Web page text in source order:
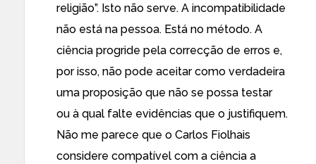
religião”. Isto não serve. A incompatibilidade
não está na pessoa. Está no método. A
ciência progride pela correcção de erros e,
por isso, não pode aceitar como verdadeira
uma proposição que não se possa testar
ou à qual falte evidências que o justifiquem.
Não me parece que o Carlos Fiolhais
considere compatível com a ciência a